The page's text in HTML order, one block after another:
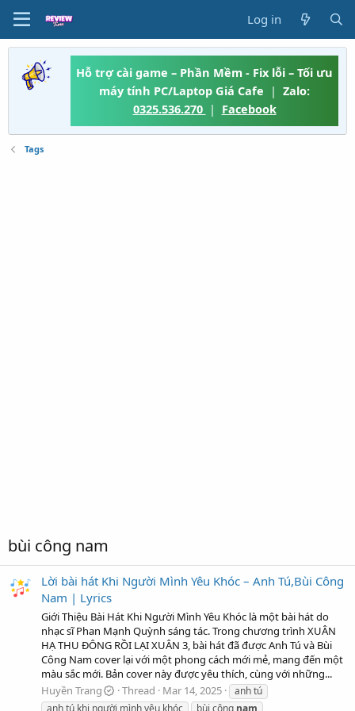
Log in
Hỗ trợ cài game – Phần Mềm - Fix lỗi – Tối ưu
máy tính PC/Laptop Giá Cafe | Zalo:
0325.536.270 | Facebook
Tags
bùi công nam
Lời bài hát Khi Người Mình Yêu Khóc – Anh Tú,Bùi Công
Nam | Lyrics
Giới Thiệu Bài Hát Khi Người Mình Yêu Khóc là một bài hát do
nhạc sĩ Phan Mạnh Quỳnh sáng tác. Trong chương trình XUÂN
HẠ THU ĐÔNG RỒI LẠI XUÂN 3, bài hát đã được Anh Tú và Bùi
Công Nam cover lại với một phong cách mới mẻ, mang đến một
màu sắc mới. Bản cover này được yêu thích, cùng với những...
Huyền Trang
Thread Mar 14, 2025
anh tú
anh tú khi người mình yêu khóc
bùi công nam